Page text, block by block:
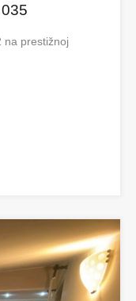
na prestižnoj